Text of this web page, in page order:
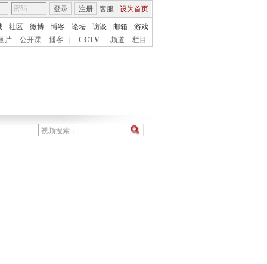
客服 设为首页
登录 注册
社区 微博 博客 论坛 访谈 邮箱
游戏
片 公开课 播客 CCTV 频道 栏目